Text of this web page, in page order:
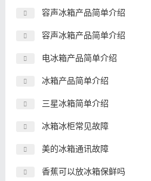
容声冰箱产品简单介绍
容声冰箱产品简单介绍
电冰箱产品简单介绍
冰箱产品简单介绍
三星冰箱简单介绍
冰箱冰柜常见故障
美的冰箱通讯故障
香蕉可以放冰箱保鲜吗